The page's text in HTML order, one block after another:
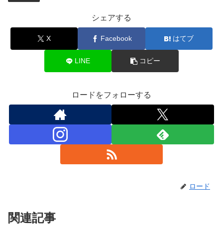
シェアする
X Facebook はてブ
LINE コピー
ロードをフォローする
ロード
関連記事